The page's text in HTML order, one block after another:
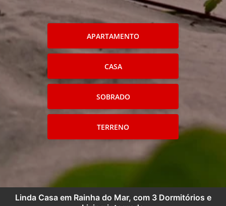
APARTAMENTO
CASA
SOBRADO
TERRENO
Linda Casa em Rainha do Mar, com 3 Dormitórios e